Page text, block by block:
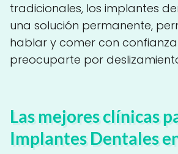
tradicionales, los implantes
una solución permanente,
hablar y comer con confianza
preocuparte por
Las mejores clínicas
Implantes Dentales